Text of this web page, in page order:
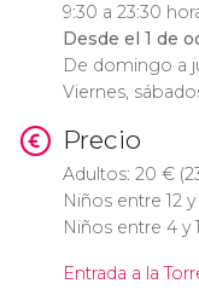
9:30 a 23:30
Desde el 1 de
De domingo a
Viernes,
Precio
Adultos: 20 €
Niños entre 12 y
Niños entre 4 y
Entrada a la